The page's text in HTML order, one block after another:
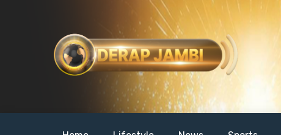
DERAPJAMBI